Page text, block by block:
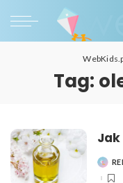
Tag:
Jak